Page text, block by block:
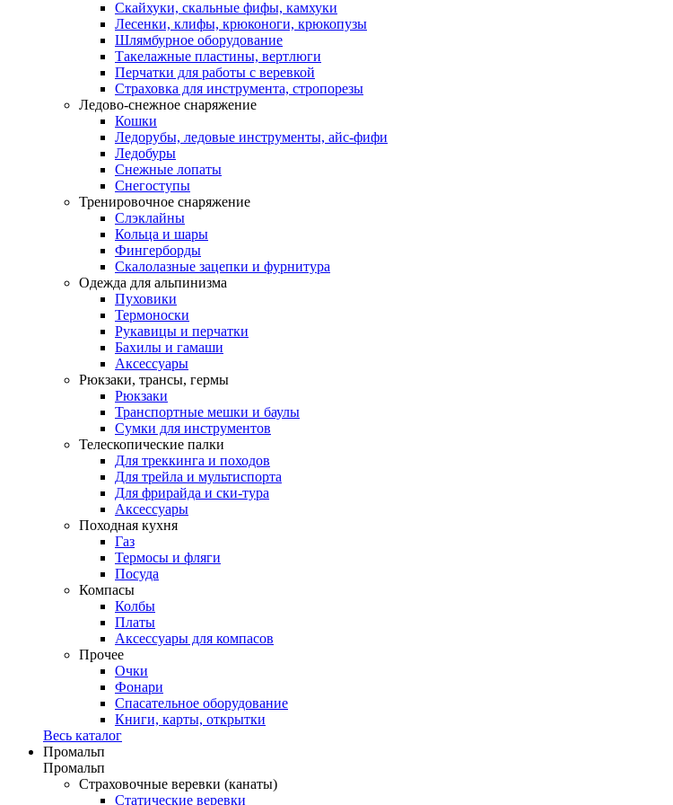
Скайхуки, скальные фифы, камхуки
Лесенки, клифы, крюконоги, крюкопузы
Шлямбурное оборудование
Такелажные пластины, вертлюги
Перчатки для работы с веревкой
Страховка для инструмента, стропорезы
Ледово-снежное снаряжение
Кошки
Ледорубы, ледовые инструменты, айс-фифи
Ледобуры
Снежные лопаты
Снегоступы
Тренировочное снаряжение
Слэклайны
Кольца и шары
Фингерборды
Скалолазные зацепки и фурнитура
Одежда для альпинизма
Пуховики
Термоноски
Рукавицы и перчатки
Бахилы и гамаши
Аксессуары
Рюкзаки, трансы, гермы
Рюкзаки
Транспортные мешки и баулы
Сумки для инструментов
Телескопические палки
Для треккинга и походов
Для трейла и мультиспорта
Для фрирайда и ски-тура
Аксессуары
Походная кухня
Газ
Термосы и фляги
Посуда
Компасы
Колбы
Платы
Аксессуары для компасов
Прочее
Очки
Фонари
Спасательное оборудование
Книги, карты, открытки
Весь каталог
Промальп
Промальп
Страховочные веревки (канаты)
Статические веревки